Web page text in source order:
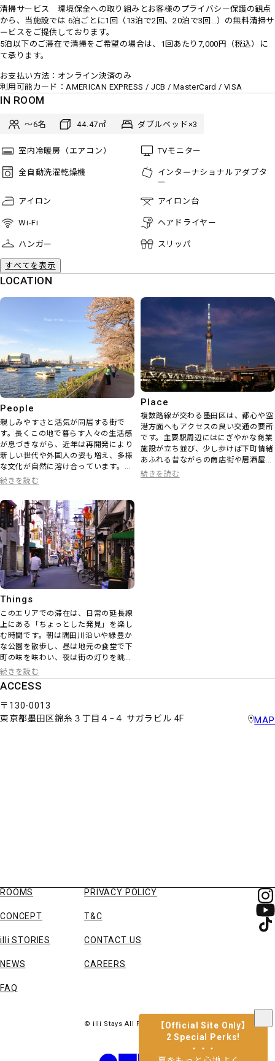
清掃サービス 環境保全への取り組みとお客様のプライバシー保護の観点
から、当施設では 6泊ごとに1回（13泊で2回、20泊で3回…）の無料清掃サ
ービスをご提供しております。
5泊以下のご滞在で清掃をご希望の場合は、1回あたり7,000円（税込）に
て承ります。
お支払い方法
オンライン決済のみ
利用可能カード
AMERICAN EXPRESS / JCB / MasterCard / VISA
IN ROOM
〜6 44.47 ダブルベッド×3
室内冷暖房（エアコン） TVモニター
全自動洗濯乾燥機
インターナショナルアダプタ
ー
アイロン アイロン台
Wi-Fi ヘアドライヤー
ハンガー スリッパ
すべてを表示
LOCATION
People
親しみやすさと活気が同居する街で
す。長くこの地で暮らす人々の生活感
が息づきながら、近年は再開発により
新しい世代や外国人の姿も増え、多様
な文化が自然に溶け合っています。ビ
ジネス街でもあり、下町の人情も残る
田区ならではの魅力です。
続きを読む
Place
複数路線が交わる墨田区は、都心や空
港方面へもアクセスの良い交通の要所
です。主要駅周辺にはにぎやかな商業
施設が立ち並び、少し歩けば下町情緒
あふれる昔ながらの商店街や居酒屋が
並ぶ風景が広がります。さらに、そび
続きを読む
Things
このエリアでの滞在は、日常の延長線
上にある「ちょっとした発見」を楽し
む時間です。朝は隅田川沿いや緑豊か
な公園を散歩し、昼は地元の食堂で下
町の味を味わい、夜は街の灯りを眺め
ながら一杯のビールで締めくくる。派
手さはないけれど、素朴な温かさと居
心地の良さが、旅人に深い安心感を与
えてくれます。
続きを読む
ACCESS
〒130-0013
東京都墨田区錦糸３丁目４−４ サガラビル 4F
MAP
i
ROOMS
CONCEPT
illi STORIES
NEWS
FAQ
PRIVACY POLICY
T&C
CONTACT US
CAREERS
© illi Stays All Right Reserved【Official Site Only】
2 Special Perks!
・・・